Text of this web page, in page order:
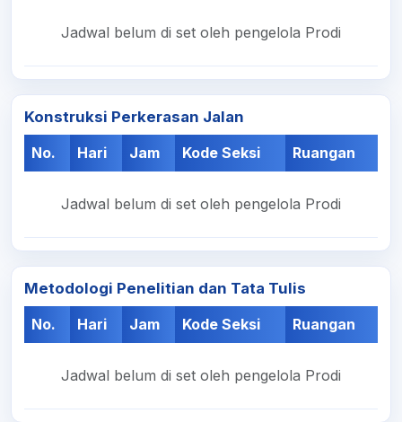
Jadwal belum di set oleh pengelola Prodi
Konstruksi Perkerasan Jalan
No.
Hari Jam Kode Seksi Ruangan
Jadwal belum di set oleh pengelola Prodi
Metodologi Penelitian dan Tata Tulis
No.
Hari Jam Kode Seksi Ruangan
Jadwal belum di set oleh pengelola Prodi